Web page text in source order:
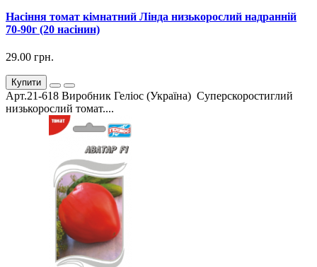
Насіння томат кімнатний Лінда низькорослий надранній
70-90г (20 насінин)
29.00 грн.
Купити
Арт.21-618 Виробник Геліос (Україна) Суперскоростиглий
низькорослий томат....